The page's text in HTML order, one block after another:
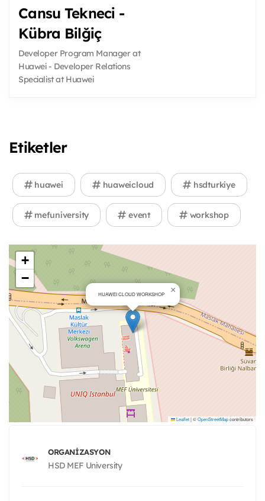
Cansu Tekneci -
Kübra Bilğiç
Developer Program Manager at
Huawei - Developer Relations
Specialist at Huawei
Etiketler
huawei huaweicloud hsdturkiye
mefuniversity event workshop
HUAWEI CLOUD WORKSHOP ×
+
−
Leaflet|©OpenStreetMapcontributors
ORGANIZASYON
HSD MEF University